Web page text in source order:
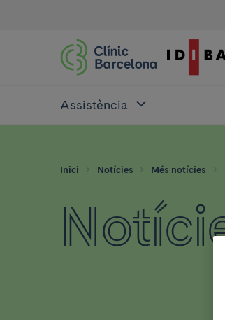
Assistència
Inici Notícies Més notícies